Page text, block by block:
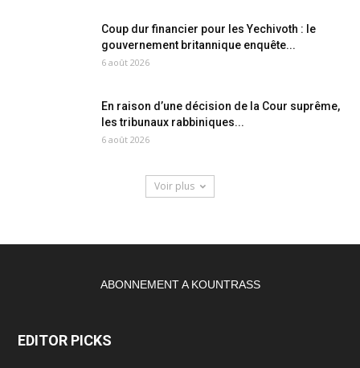
Coup dur financier pour les Yechivoth : le
gouvernement britannique enquête...
6 août 2026
En raison d’une décision de la Cour suprême,
les tribunaux rabbiniques...
6 août 2026
Voir plus
ABONNEMENT A KOUNTRASS
EDITOR PICKS